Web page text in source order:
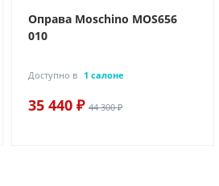
Оправа Moschino MOS656
010
Доступно в 1 салоне
35 440 ₽ 44 300 ₽